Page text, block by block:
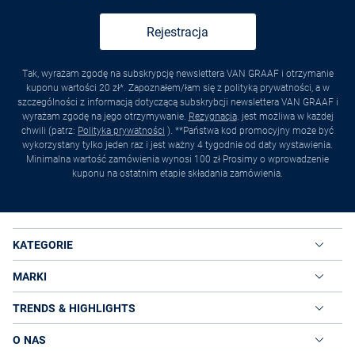
Rejestracja
Tak, wyrażam zgodę na subskrypcję newslettera VAN GRAAF i otrzymanie
kuponu wartości 20 zł*. Zapoznałem/łam się z polityką prywatności, a w
szczególności z informacją dotyczącą subskrybcji newslettera VAN GRAAF i
wyrażam zgodę na jego otrzymywanie. Rezygnacja. jest możliwa w każdej
chwili (patrz: Polityka prywatności ). **Państwa kod promocyjny może być
wykorzystany tylko jeden raz i jest ważny 4 tygodnie od daty wystawienia.
Minimalna wartość zamówienia wynosi 100 zł Prosimy o wprowadzenie
kuponu na ostatnim etapie składania zamówienia.
KATEGORIE
MARKI
TRENDS & HIGHLIGHTS
O NAS